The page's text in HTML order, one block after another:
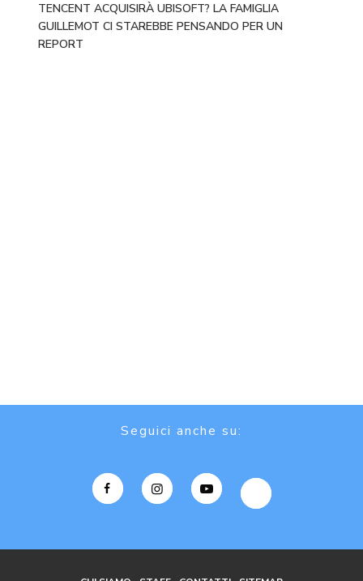
TENCENT ACQUISIRÀ UBISOFT? LA FAMIGLIA
GUILLEMOT CI STAREBBE PENSANDO PER UN
REPORT
Seguici anche su: